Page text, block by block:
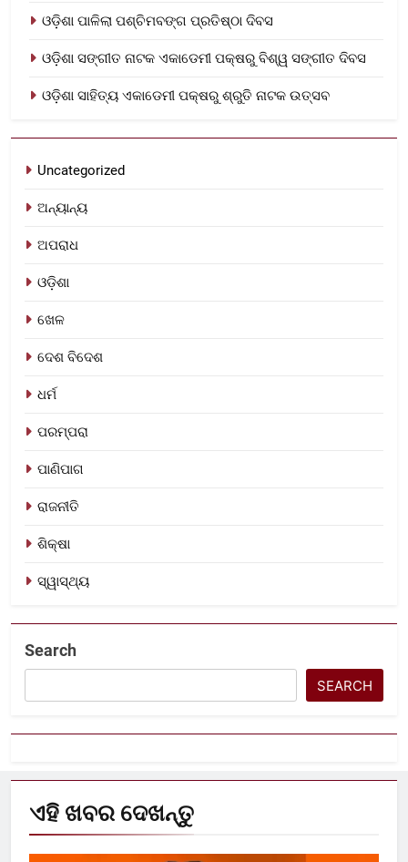
ଓଡ଼ିଶା ପାଳିଲା ପଶ୍ଚିମବଙ୍ଗ ପ୍ରତିଷ୍ଠା ଦିବସ
ଓଡ଼ିଶା ସଙ୍ଗୀତ ନାଟକ ଏକାଡେମୀ ପକ୍ଷରୁ ବିଶ୍ୱ ସଙ୍ଗୀତ ଦିବସ
ଓଡ଼ିଶା ସାହିତ୍ୟ ଏକାଡେମୀ ପକ୍ଷରୁ ଶ୍ରୁତି ନାଟକ ଉତ୍ସବ
Uncategorized
ଅନ୍ୟାନ୍ୟ
ଅପରାଧ
ଓଡ଼ିଶା
ଖେଳ
ଦେଶ ବିଦେଶ
ଧର୍ମ
ପରମ୍ପରା
ପାଣିପାଗ
ରାଜନୀତି
ଶିକ୍ଷା
ସ୍ୱାସ୍ଥ୍ୟ
Search
SEARCH
ଏହି ଖବର ଦେଖନ୍ତୁ